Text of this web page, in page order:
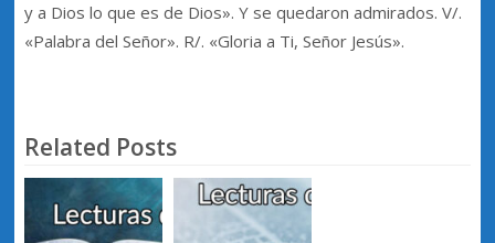
y a Dios lo que es de Dios». Y se quedaron admirados. V/.
«Palabra del Señor». R/. «Gloria a Ti, Señor Jesús».
Related Posts